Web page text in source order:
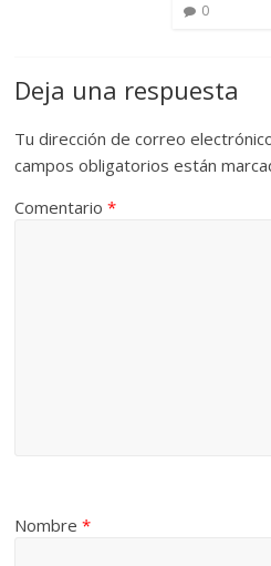
0
Deja una respuesta
Tu dirección de correo
campos obligatorios están
Comentario*
Nombre*